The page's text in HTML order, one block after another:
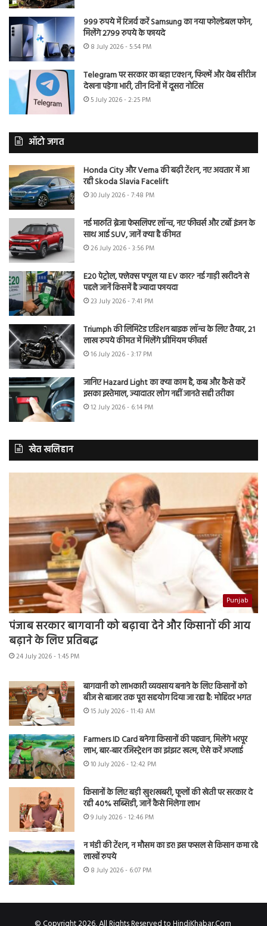
999 रुपये में रिजर्व करें Samsung का नया फोल्डेबल फोन,
मिलेंगे 2799 रुपये के फायदे
8 July 2026 - 5:54 PM
Telegram पर सरकार का बड़ा एक्शन, फिल्में और वेब सीरीज
देखना पड़ेगा भारी, तीन दिनों में दूसरा नोटिस
5 July 2026 - 2:25 PM
ऑटो जगत
Honda City और Verna की बढ़ी टेंशन, नए अवतार में आ
रही Skoda Slavia Facelift
30 July 2026 - 7:48 PM
नई मारुति ब्रेजा फेसलिफ्ट लॉन्च, नए फीचर्स और टर्बो इंजन के
साथ आई SUV, जानें क्या है कीमत
26 July 2026 - 3:56 PM
E20 पेट्रोल, फ्लेक्स फ्यूल या EV कार? नई गाड़ी खरीदने से
पहले जानें किसमें है ज्यादा फायदा
23 July 2026 - 7:41 PM
Triumph की लिमिटेड एडिशन बाइक लॉन्च के लिए तैयार, 21
लाख रुपये कीमत में मिलेंगे प्रीमियम फीचर्स
16 July 2026 - 3:17 PM
जानिए Hazard Light का क्या काम है, कब और कैसे करें
इसका इस्तेमाल, ज्यादातर लोग नहीं जानते सही तरीका
12 July 2026 - 6:14 PM
खेत खलिहान
Punjab
पंजाब सरकार बागवानी को बढ़ावा देने और किसानों की आय
बढ़ाने के लिए प्रतिबद्ध
24 July 2026 - 1:45 PM
बागवानी को लाभकारी व्यवसाय बनाने के लिए किसानों को
बीज से बाजार तक पूरा सहयोग दिया जा रहा है: मोहिंदर भगत
15 July 2026 - 11:43 AM
Farmers ID Card बनेगा किसानों की पहचान, मिलेंगे भरपूर
लाभ, बार-बार रजिस्ट्रेशन का झंझट खत्म, ऐसे करें अप्लाई
10 July 2026 - 12:42 PM
किसानों के लिए बड़ी खुशखबरी, फूलों की खेती पर सरकार दे
रही 40% सब्सिडी, जानें कैसे मिलेगा लाभ
9 July 2026 - 12:46 PM
न मंडी की टेंशन, न मौसम का डर! इस फसल से किसान कमा रहे
लाखों रुपये
8 July 2026 - 6:07 PM